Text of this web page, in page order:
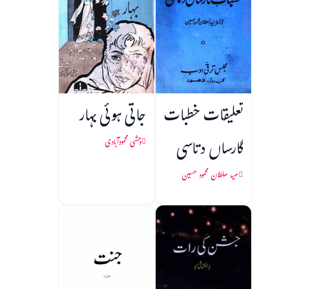
تعلیقات خطبات
گارساں دتاسی
سید سلطان محمود حسین
جاتی ہوئی بہار
وحشی محمودآبادی